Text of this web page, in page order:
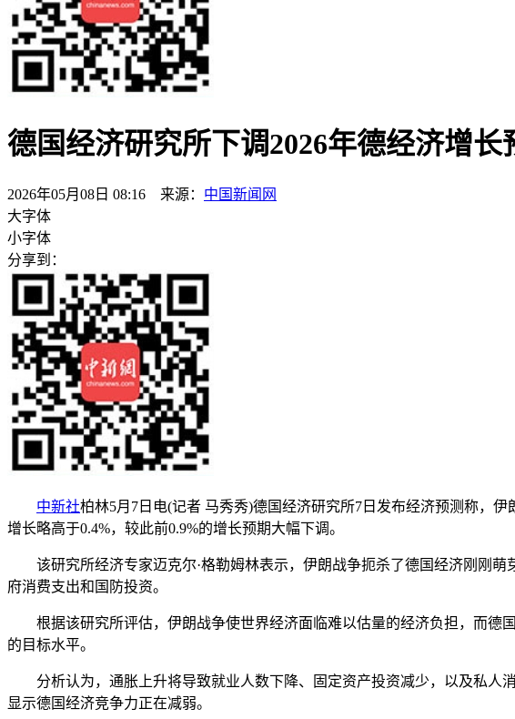
德国经济研究所下调2026年德经济增长
2026年05月08日 08:16 来源： 中国新闻网
大字体
小字体
分享到：
中新社柏林5月7日电(记者 马秀秀)德国经济研究所7日发布经济预测称，
增长略高于0.4%，较此前0.9%的增长预期大幅下调。
该研究所经济专家迈克尔·格勒姆林表示，伊朗战争扼杀了德国经济刚刚萌
府消费支出和国防投资。
根据该研究所评估，伊朗战争使世界经济面临难以估量的经济负担，而德
的目标水平。
分析认为，通胀上升将导致就业人数下降、固定资产投资减少，以及私人消
显示德国经济竞争力正在减弱。